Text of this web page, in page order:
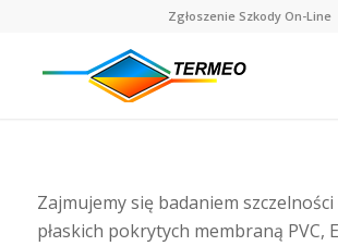
Zgłoszenie Szkody On-Line
Zajmujemy się badaniem
płaskich pokrytych membraną PVC,